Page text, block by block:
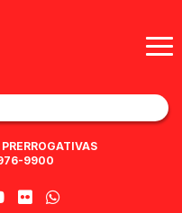
9900